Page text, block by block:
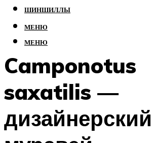
ШИНШИЛЛЫ
МЕНЮ
МЕНЮ
Camponotus
saxatilis —
дизайнерский